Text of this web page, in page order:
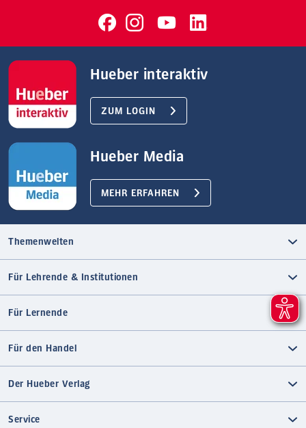
Hueber interaktiv
ZUM LOGIN
Hueber Media
MEHR ERFAHREN
Themenwelten
Für Lehrende & Institutionen
Für Lernende
Für den Handel
Der Hueber Verlag
Service